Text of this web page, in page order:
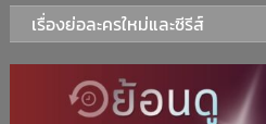
เรื่องย่อละครใหม่และซีรีส์